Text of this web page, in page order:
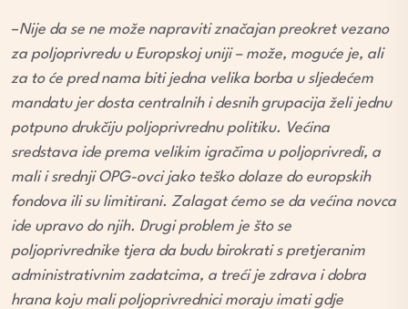
–Nije da se ne može napraviti značajan preokret vezano
za poljoprivredu u Europskoj uniji – može, moguće je, ali
za to će pred nama biti jedna velika borba u sljedećem
mandatu jer dosta centralnih i desnih grupacija želi jednu
potpuno drukčiju poljoprivrednu politiku. Većina
sredstava ide prema velikim igračima u poljoprivredi, a
mali i srednji OPG-ovci jako teško dolaze do europskih
fondova ili su limitirani. Zalagat ćemo se da većina novca
ide upravo do njih. Drugi problem je što se
poljoprivrednike tjera da budu birokrati s pretjeranim
administrativnim zadatcima, a treći je zdrava i dobra
hrana koju mali poljoprivrednici moraju imati gdje